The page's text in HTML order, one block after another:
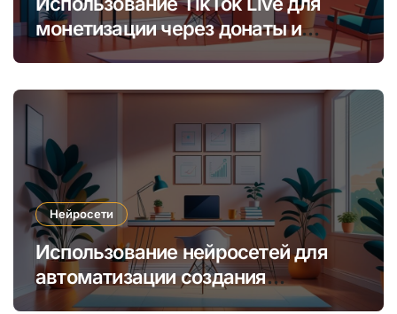
монетизации через донаты и
платные подписки
Нейросети
Использование нейросетей для
автоматизации создания
уникальных интернет-курсов и